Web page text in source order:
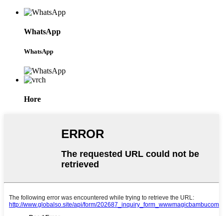
WhatsApp
WhatsApp
Hore